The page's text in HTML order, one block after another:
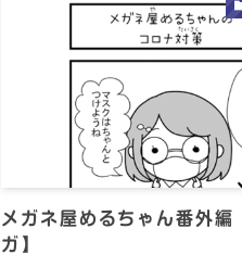
メガネ屋めるちゃん番外編
ガ】